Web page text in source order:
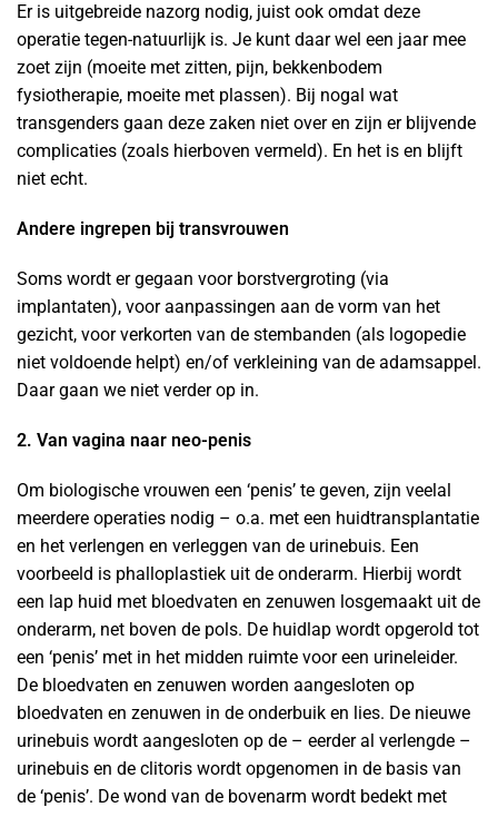
Er is uitgebreide nazorg nodig, juist ook omdat deze
operatie tegen-natuurlijk is. Je kunt daar wel een jaar mee
zoet zijn (moeite met zitten, pijn, bekkenbodem
fysiotherapie, moeite met plassen). Bij nogal wat
transgenders gaan deze zaken niet over en zijn er blijvende
complicaties (zoals hierboven vermeld). En het is en blijft
niet echt.
Andere ingrepen bij transvrouwen
Soms wordt er gegaan voor borstvergroting (via
implantaten), voor aanpassingen aan de vorm van het
gezicht, voor verkorten van de stembanden (als logopedie
niet voldoende helpt) en/of verkleining van de adamsappel.
Daar gaan we niet verder op in.
2. Van vagina naar neo-penis
Om biologische vrouwen een ‘penis’ te geven, zijn veelal
meerdere operaties nodig – o.a. met een huidtransplantatie
en het verlengen en verleggen van de urinebuis. Een
voorbeeld is phalloplastiek uit de onderarm. Hierbij wordt
een lap huid met bloedvaten en zenuwen losgemaakt uit de
onderarm, net boven de pols. De huidlap wordt opgerold tot
een ‘penis’ met in het midden ruimte voor een urineleider.
De bloedvaten en zenuwen worden aangesloten op
bloedvaten en zenuwen in de onderbuik en lies. De nieuwe
urinebuis wordt aangesloten op de – eerder al verlengde –
urinebuis en de clitoris wordt opgenomen in de basis van
de ‘penis’. De wond van de bovenarm wordt bedekt met